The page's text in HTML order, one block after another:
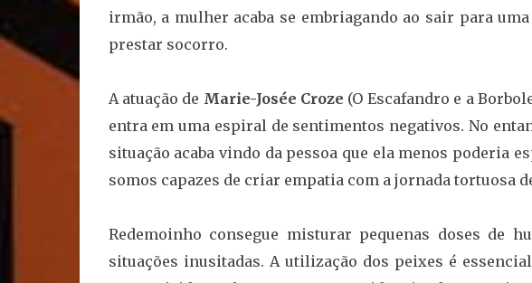
irmão, a mulher acaba se embriagando ao sair para
prestar socorro.
A atuação de Marie-Josée Croze (O Escafandro e a
entra em uma espiral de sentimentos negativos. No
situação acaba vindo da pessoa que ela menos poderia
somos capazes de criar empatia com a jornada tortuosa
Redemoinho consegue misturar pequenas doses de
situações inusitadas. A utilização dos peixes é